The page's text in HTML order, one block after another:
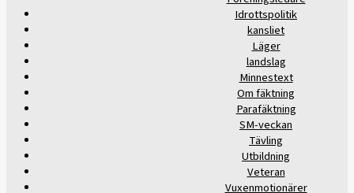
Idrottspolitik
kansliet
Läger
landslag
Minnestext
Om fäktning
Parafäktning
SM-veckan
Tävling
Utbildning
Veteran
Vuxenmotionärer